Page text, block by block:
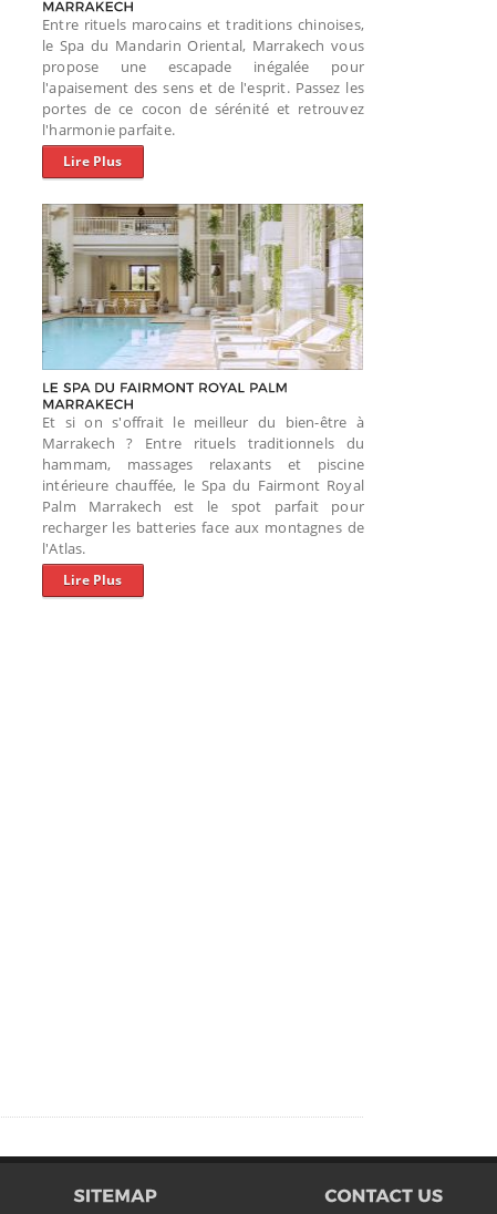
Entre rituels marocains et traditions chinoises,
le Spa du Mandarin Oriental, Marrakech vous
propose une escapade inégalée pour
l'apaisement des sens et de l'esprit. Passez les
portes de ce cocon de sérénité et retrouvez
l'harmonie parfaite.
Lire Plus
Et si on s'offrait le meilleur du bien-être à
Marrakech ? Entre rituels traditionnels du
hammam, massages relaxants et piscine
intérieure chauffée, le Spa du Fairmont Royal
Palm Marrakech est le spot parfait pour
recharger les batteries face aux montagnes de
l'Atlas.
Lire Plus